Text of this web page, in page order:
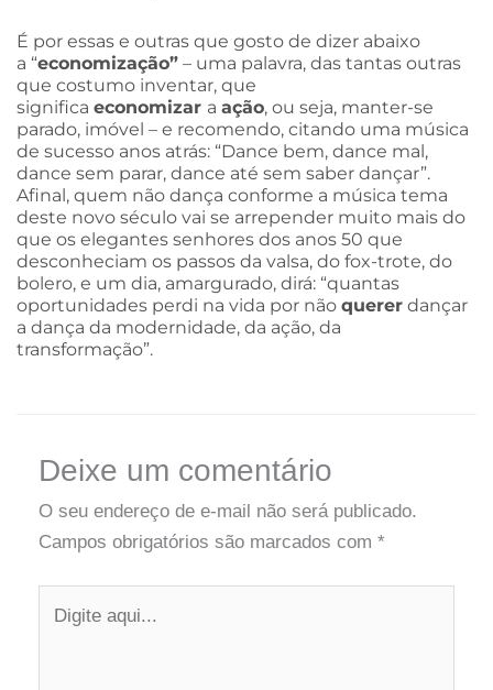
É por essas e outras que gosto de dizer abaixo
a “economização” – uma palavra, das tantas outras
que costumo inventar, que
significa economizar a ação, ou seja, manter-se
parado, imóvel – e recomendo, citando uma música
de sucesso anos atrás: “Dance bem, dance mal,
dance sem parar, dance até sem saber dançar”.
Afinal, quem não dança conforme a música tema
deste novo século vai se arrepender muito mais do
que os elegantes senhores dos anos 50 que
desconheciam os passos da valsa, do fox-trote, do
bolero, e um dia, amargurado, dirá: “quantas
oportunidades perdi na vida por não querer dançar
a dança da modernidade, da ação, da
transformação”.
Deixe um comentário
O seu endereço de e-mail não será publicado.
Campos obrigatórios são marcados com *
aqui...